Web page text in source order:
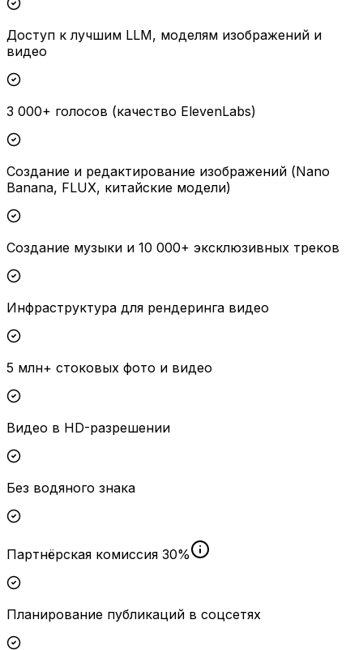
Доступ к лучшим LLM, моделям изображений и
видео
3 000+ голосов (качество ElevenLabs)
Создание и редактирование изображений (Nano
Banana, FLUX, китайские модели)
Создание музыки и 10 000+ эксклюзивных треков
Инфраструктура для рендеринга видео
5 млн+ стоковых фото и видео
Видео в HD-разрешении
Без водяного знака
Партнёрская комиссия 30%
Планирование публикаций в соцсетях